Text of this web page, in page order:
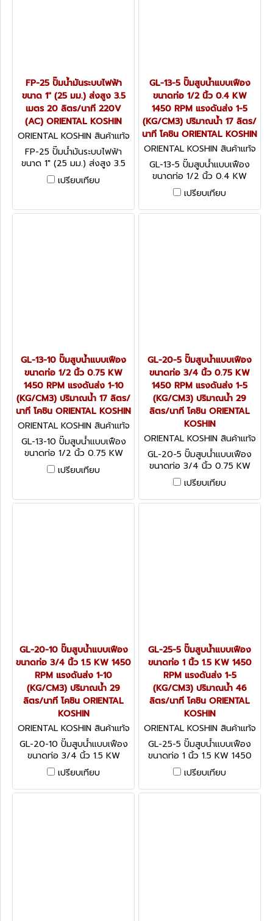
FP-25 ปั๊มน้ำมันระบบไฟฟ้า
ขนาด 1" (25 มม.) ส่งสูง 3.5
เมตร 20 ลิตร/นาที 220V
(AC) ORIENTAL KOSHIN
ORIENTAL KOSHIN สินค้าแท้จ
ากโรงงานผู้ผลิต FP-25
FP-25 ปั๊มน้ำมันระบบไฟฟ้า
ขนาด 1" (25 มม.) ส่งสูง 3.5
เมตร 20 ลิตร/นาที 220V
(AC) ORIENTAL KOSHIN
เปรียบเทียบ
GL-13-5 ปั๊มสูบน้ำแบบเฟือง
ขนาดท่อ 1/2 นิ้ว 0.4 KW
1450 RPM แรงดันส่ง 1-5
(KG/CM3) ปริมาณน้ำ 17 ลิตร/
นาที โคชิน ORIENTAL KOSHIN
ORIENTAL KOSHIN สินค้าแท้จ
ากโรงงานผู้ผลิต GL-13-5
GL-13-5 ปั๊มสูบน้ำแบบเฟือง
ขนาดท่อ 1/2 นิ้ว 0.4 KW
1450 RPM แรงดันส่ง 1-5
(KG/CM3) ปริมาณน้ำ 17 ลิตร/
นาที โคชิน ORIENTAL KOSHIN
เปรียบเทียบ
GL-13-10 ปั๊มสูบน้ำแบบเฟือง
ขนาดท่อ 1/2 นิ้ว 0.75 KW
1450 RPM แรงดันส่ง 1-10
(KG/CM3) ปริมาณน้ำ 17 ลิตร/
นาที โคชิน ORIENTAL KOSHIN
ORIENTAL KOSHIN สินค้าแท้จ
ากโรงงานผู้ผลิต GL-13-10
GL-13-10 ปั๊มสูบน้ำแบบเฟือง
ขนาดท่อ 1/2 นิ้ว 0.75 KW
1450 RPM แรงดันส่ง 1-10
(KG/CM3) ปริมาณน้ำ 17 ลิตร/
เปรียบเทียบ
GL-20-5 ปั๊มสูบน้ำแบบเฟือง
ขนาดท่อ 3/4 นิ้ว 0.75 KW
1450 RPM แรงดันส่ง 1-5
(KG/CM3) ปริมาณน้ำ 29
ลิตร/นาที โคชิน ORIENTAL
KOSHIN
ORIENTAL KOSHIN สินค้าแท้จ
ากโรงงานผู้ผลิต GL-20-5
GL-20-5 ปั๊มสูบน้ำแบบเฟือง
ขนาดท่อ 3/4 นิ้ว 0.75 KW
1450 RPM แรงดันส่ง 1-5
(KG/CM3) ปริมาณน้ำ 29
ลิตร/นาที โคชิน ORIENTAL
เปรียบเทียบ
GL-20-10 ปั๊มสูบน้ำแบบเฟือง
ขนาดท่อ 3/4 นิ้ว 1.5 KW 1450
RPM แรงดันส่ง 1-10
(KG/CM3) ปริมาณน้ำ 29
ลิตร/นาที โคชิน ORIENTAL
KOSHIN
ORIENTAL KOSHIN สินค้าแท้จ
ากโรงงานผู้ผลิต GL-20-10
GL-20-10 ปั๊มสูบน้ำแบบเฟือง
ขนาดท่อ 3/4 นิ้ว 1.5 KW
1450 RPM แรงดันส่ง 1-10
(KG/CM3) ปริมาณน้ำ 29
ลิตร/นาที โคชิน ORIENTAL
เปรียบเทียบ
GL-25-5 ปั๊มสูบน้ำแบบเฟือง
ขนาดท่อ 1 นิ้ว 1.5 KW 1450
RPM แรงดันส่ง 1-5
(KG/CM3) ปริมาณน้ำ 46
ลิตร/นาที โคชิน ORIENTAL
KOSHIN
ORIENTAL KOSHIN สินค้าแท้จ
ากโรงงานผู้ผลิต GL-25-5
GL-25-5 ปั๊มสูบน้ำแบบเฟือง
ขนาดท่อ 1 นิ้ว 1.5 KW 1450
RPM แรงดันส่ง 1-5 (KG/CM3)
ปริมาณน้ำ 46 ลิตร/นาที โคชิน
ORIENTAL KOSHIN
เปรียบเทียบ